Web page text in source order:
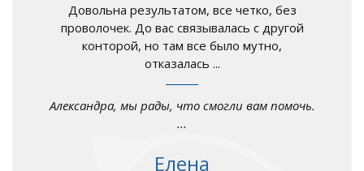
Довольна результатом, все четко, без
проволочек. До вас связывалась с другой
конторой, но там все было мутно,
отказалась ...
Александра, мы рады, что смогли вам помочь.
...
Елена